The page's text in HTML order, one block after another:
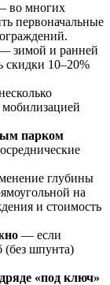
во многих
первоначальные
зимой и ранней
скидки 10–20%
парком
глубины
на
и стоимость
— если
(без шпунта)
«под ключ»